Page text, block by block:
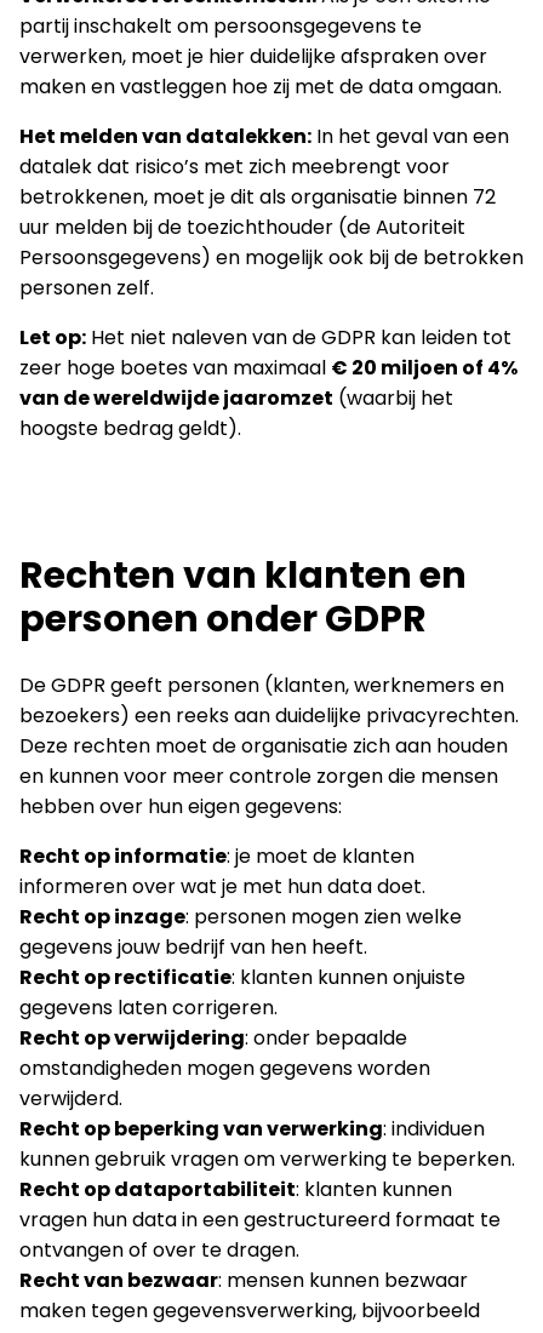
partij inschakelt om persoonsgegevens te
verwerken, moet je hier duidelijke afspraken over
maken en vastleggen hoe zij met de data omgaan.
Het melden van datalekken: In het geval van een
datalek dat risico’s met zich meebrengt voor
betrokkenen, moet je dit als organisatie binnen 72
uur melden bij de toezichthouder (de Autoriteit
Persoonsgegevens) en mogelijk ook bij de betrokken
personen zelf.
Let op: Het niet naleven van de GDPR kan leiden tot
zeer hoge boetes van maximaal € 20 miljoen of 4%
van de wereldwijde jaaromzet (waarbij het
hoogste bedrag geldt).
Rechten van klanten en
personen onder GDPR
De GDPR geeft personen (klanten, werknemers en
bezoekers) een reeks aan duidelijke privacyrechten.
Deze rechten moet de organisatie zich aan houden
en kunnen voor meer controle zorgen die mensen
hebben over hun eigen gegevens:
Recht op informatie: je moet de klanten
informeren over wat je met hun data doet.
Recht op inzage: personen mogen zien welke
gegevens jouw bedrijf van hen heeft.
Recht op rectificatie: klanten kunnen onjuiste
gegevens laten corrigeren.
Recht op verwijdering: onder bepaalde
omstandigheden mogen gegevens worden
verwijderd.
Recht op beperking van verwerking: individuen
kunnen gebruik vragen om verwerking te beperken.
Recht op dataportabiliteit: klanten kunnen
vragen hun data in een gestructureerd formaat te
ontvangen of over te dragen.
Recht van bezwaar: mensen kunnen bezwaar
maken tegen gegevens­verwerking, bijvoorbeeld